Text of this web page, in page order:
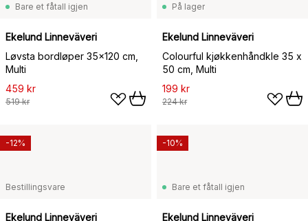
Bare et fåtall igjen
Ekelund Linneväveri
Løvsta bordløper 35x120 cm,
Multi
459 kr
519 kr
På lager
Ekelund Linneväveri
Colourful kjøkkenhåndkle 35 x
50 cm, Multi
199 kr
224 kr
Bestillingsvare
Ekelund Linneväveri
-12%
Bare et fåtall igjen
Ekelund Linneväveri
-10%